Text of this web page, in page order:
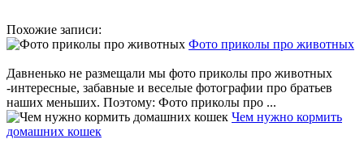
Похожие записи:
Фото приколы про животных
Давненько не размещали мы фото приколы про животных
-интересные, забавные и веселые фотографии про братьев
наших меньших. Поэтому: Фото приколы про ...
Чем нужно кормить
домашних кошек